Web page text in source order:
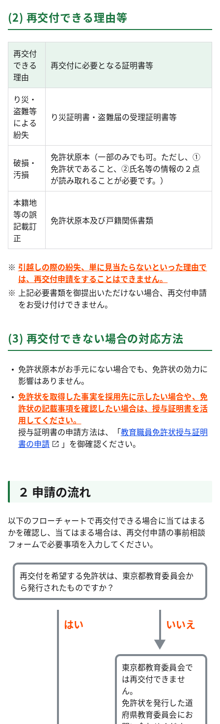
(2) 再交付できる理由等
再交付
できる
理由
再交付に必要となる証明書等
り災・
盗難等
による
紛失
り災証明書・盗難届の受理証明書等
破損・
汚損
免許状原本（一部のみでも可。ただし、①
免許状であること、②氏名等の情報の２点
が読み取れることが必要です。）
本籍地
等の誤
記載訂
正
免許状原本及び戸籍関係書類
引越しの際の紛失、単に見当たらないといった理由で
は、再交付申請をすることはできません。
上記必要書類を御提出いただけない場合、再交付申請
をお受け付けできません。
(3) 再交付できない場合の対応方法
免許状原本がお手元にない場合でも、免許状の効力に
影響はありません。
免許状を取得した事実を採用先に示したい場合や、免
許状の記載事項を確認したい場合は、授与証明書を活
用してください。
授与証明書の申請方法は、「教育職員免許状授与証明
書の申請
」を御確認ください。
２ 申請の流れ
以下のフローチャートで再交付できる場合に当てはまる
かを確認し、当てはまる場合は、再交付申請の事前相談
フォームで必要事項を入力してください。
再交付を希望する免許状は、東京都教育委員会か
ら発行されたものですか？
はい いいえ
東京都教育委員会で
は再交付できませ
ん。
免許状を発行した道
府県教育委員会にお